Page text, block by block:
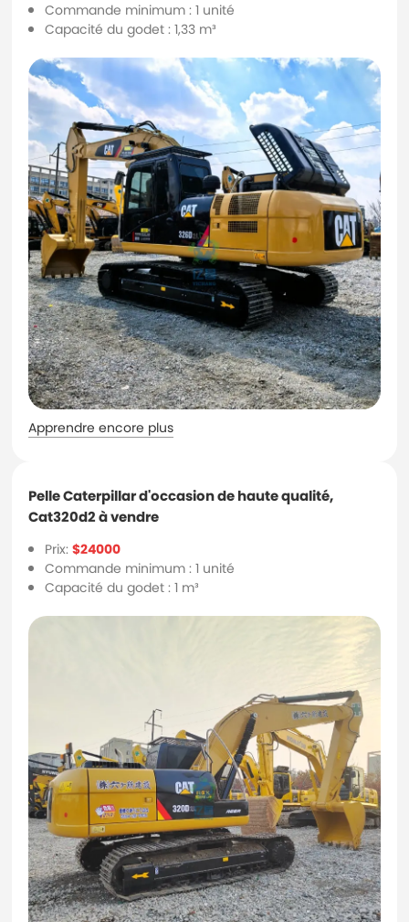
Commande minimum : 1 unité
Capacité du godet : 1,33 m³
Apprendre encore plus
Pelle Caterpillar d'occasion de haute qualité,
Cat320d2 à vendre
Prix:$24000
Commande minimum : 1 unité
Capacité du godet : 1 m³